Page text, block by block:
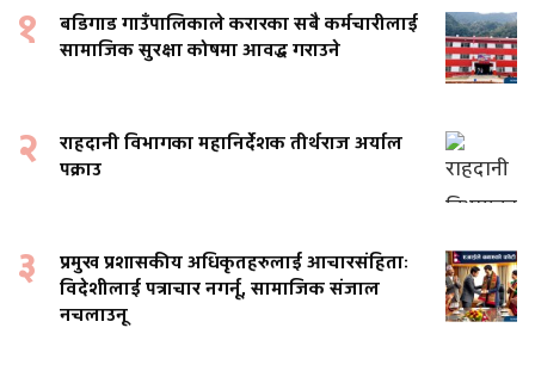
१
बडिगाड गाउँपालिकाले करारका सबै कर्मचारीलाई
सामाजिक सुरक्षा कोषमा आवद्ध गराउने
२
राहदानी विभागका महानिर्देशक तीर्थराज अर्याल
पक्राउ
३
प्रमुख प्रशासकीय अधिकृतहरुलाई आचारसंहिताः
विदेशीलाई पत्राचार नगर्नू, सामाजिक संजाल
नचलाउनू